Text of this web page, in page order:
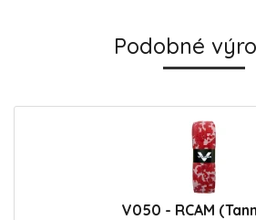
Podobné
V050 - RCAM